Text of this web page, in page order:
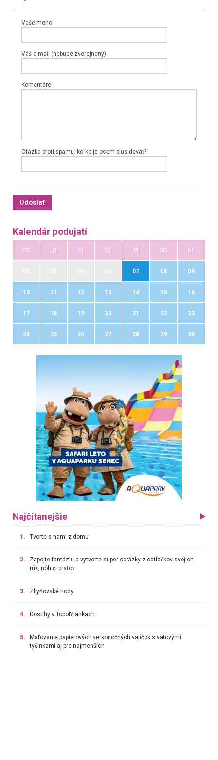
Vaše meno
Váš e-mail (nebude zverejnený)
Komentáre
Otázka proti spamu: koľko je osem plus deväť?
Kalendár podujatí
PO UT ST ŠT PI SO NE
07 08 09
10 11 12 13 14 15 16
17 18 19 20 21 22 23
24 25 26 27 28 29 30
Najčítanejšie
1. Tvorte s nami z domu
2.
Zapojte fantáziu a vytvorte super obrázky z odtlačkov svojich
rúk, nôh či prstov
3. Zbyňovské hody
4. Dostihy v Topoľčiankach
5.
Maľovanie papierových veľkonočných vajíčok s vatovými
tyčinkami aj pre najmenších